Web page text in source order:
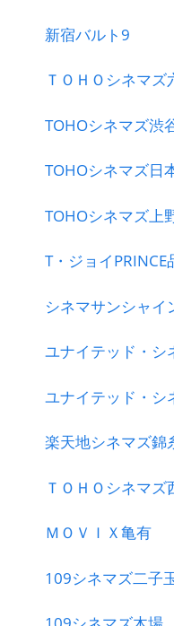
新宿バルト9
ＴＯＨＯシネマズ
TOHOシネマズ渋
TOHOシネマズ日
TOHOシネマズ上
T・ジョイPRINCE
シネマサンシャイ
ユナイテッド・シ
ユナイテッド・シ
楽天地シネマズ錦
ＴＯＨＯシネマズ
ＭＯＶＩＸ亀有
109シネマズ二子